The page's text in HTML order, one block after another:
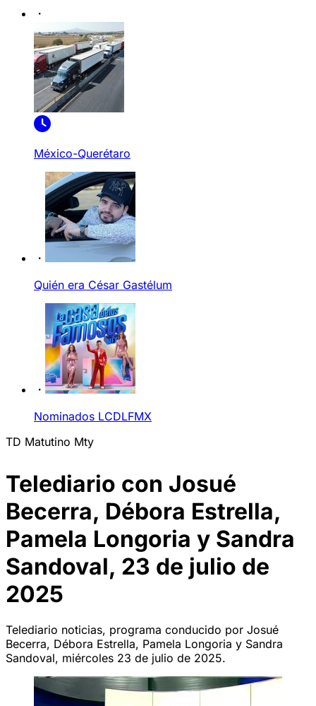
México-Querétaro
Quién era César Gastélum
Nominados LCDLFMX
TD Matutino Mty
Telediario con Josué
Becerra, Débora Estrella,
Pamela Longoria y Sandra
Sandoval, 23 de julio de
2025
Telediario noticias, programa conducido por Josué
Becerra, Débora Estrella, Pamela Longoria y Sandra
Sandoval, miércoles 23 de julio de 2025.